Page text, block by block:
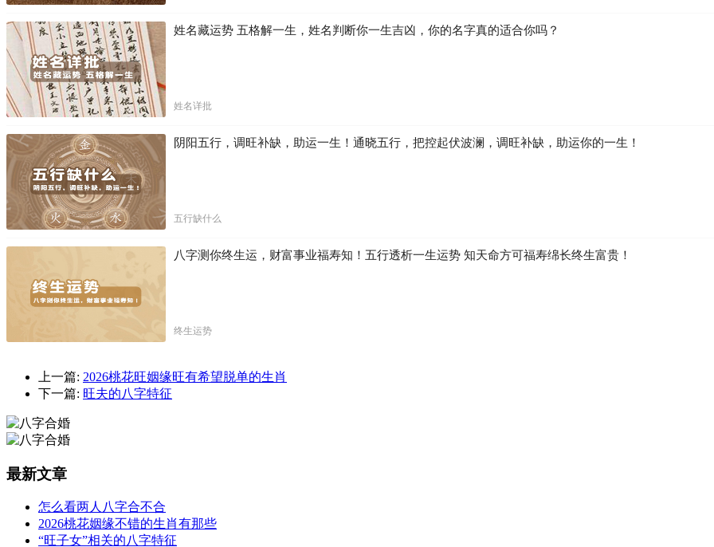
姓名藏运势 五格解一生，姓名判断你一生吉凶，你的名字真的适合你吗？
姓名详批
阴阳五行，调旺补缺，助运一生！通晓五行，把控起伏波澜，调旺补缺，助运你的一生！
五行缺什么
八字测你终生运，财富事业福寿知！五行透析一生运势 知天命方可福寿绵长终生富贵！
终生运势
上一篇: 2026桃花旺姻缘旺有希望脱单的生肖
下一篇: 旺夫的八字特征
最新文章
怎么看两人八字合不合
2026桃花姻缘不错的生肖有那些
“旺子女”相关的八字特征